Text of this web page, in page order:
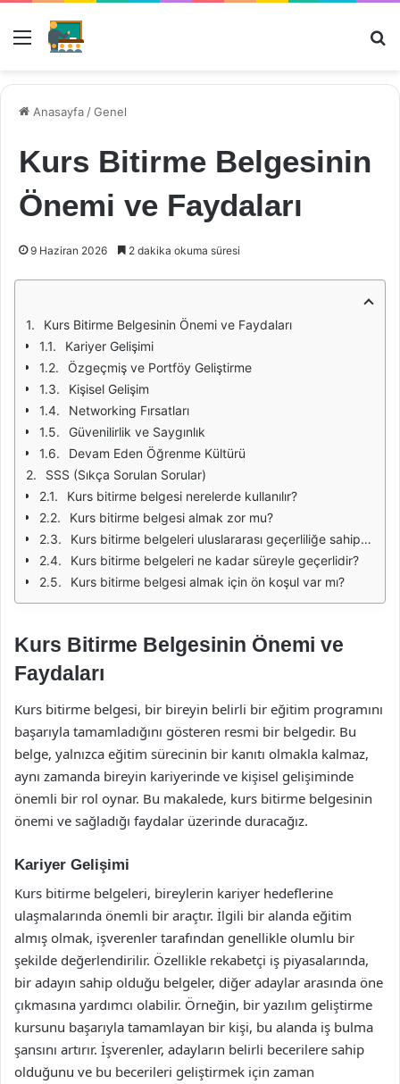
Menü
Anasayfa /Genel
Kurs Bitirme Belgesinin
Önemi ve Faydaları
9 Haziran 2026 2 dakika okuma süresi
Kurs Bitirme Belgesinin Önemi ve Faydaları
Kariyer Gelişimi
Özgeçmiş ve Portföy Geliştirme
Kişisel Gelişim
Networking Fırsatları
Güvenilirlik ve Saygınlık
Devam Eden Öğrenme Kültürü
SSS (Sıkça Sorulan Sorular)
Kurs bitirme belgesi nerelerde kullanılır?
Kurs bitirme belgesi almak zor mu?
Kurs bitirme belgeleri uluslararası geçerliliğe sahip midir?
Kurs bitirme belgeleri ne kadar süreyle geçerlidir?
Kurs bitirme belgesi almak için ön koşul var mı?
Kurs Bitirme Belgesinin Önemi ve
Faydaları
Kurs bitirme belgesi, bir bireyin belirli bir eğitim programını
başarıyla tamamladığını gösteren resmi bir belgedir. Bu
belge, yalnızca eğitim sürecinin bir kanıtı olmakla kalmaz,
aynı zamanda bireyin kariyerinde ve kişisel gelişiminde
önemli bir rol oynar. Bu makalede, kurs bitirme belgesinin
önemi ve sağladığı faydalar üzerinde duracağız.
Kariyer Gelişimi
Kurs bitirme belgeleri, bireylerin kariyer hedeflerine
ulaşmalarında önemli bir araçtır. İlgili bir alanda eğitim
almış olmak, işverenler tarafından genellikle olumlu bir
şekilde değerlendirilir. Özellikle rekabetçi iş piyasalarında,
bir adayın sahip olduğu belgeler, diğer adaylar arasında öne
çıkmasına yardımcı olabilir. Örneğin, bir yazılım geliştirme
kursunu başarıyla tamamlayan bir kişi, bu alanda iş bulma
şansını artırır. İşverenler, adayların belirli becerilere sahip
olduğunu ve bu becerileri geliştirmek için zaman